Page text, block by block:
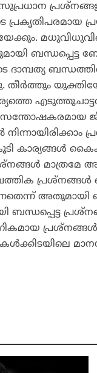
പ്രകൃതിപരമായ
ബന്ധപ്പെട്ട
ദാമ്പത്യ
തീര്‍ത്തും
മാത്രമേ
പ്രശ്‌നങ്ങള്‍
അതുമായി
ബന്ധപ്പെട്ട
പ്രശ്‌നങ്ങള്‍